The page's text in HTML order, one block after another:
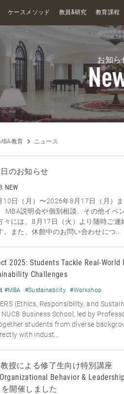
ケースメソッド 教員&研究 教育課程
お知ら
教育 ニュース
のお知らせ
NEW
10日（月）〜2026年8月17日（月）ま
MBA説明会や個別相談、その他イベ
々には、8月17日（火）より随時ご連
。また、休館中のお問い合わせにつ...
2025: Students Tackle Real-World
Challenges
#MBA #Sustainability #Workshop
(Ethics, Responsibility, and
Business School, led by
students from diverse
with indust...
授による修了生向け特別講座
Behavior &
を開催しました